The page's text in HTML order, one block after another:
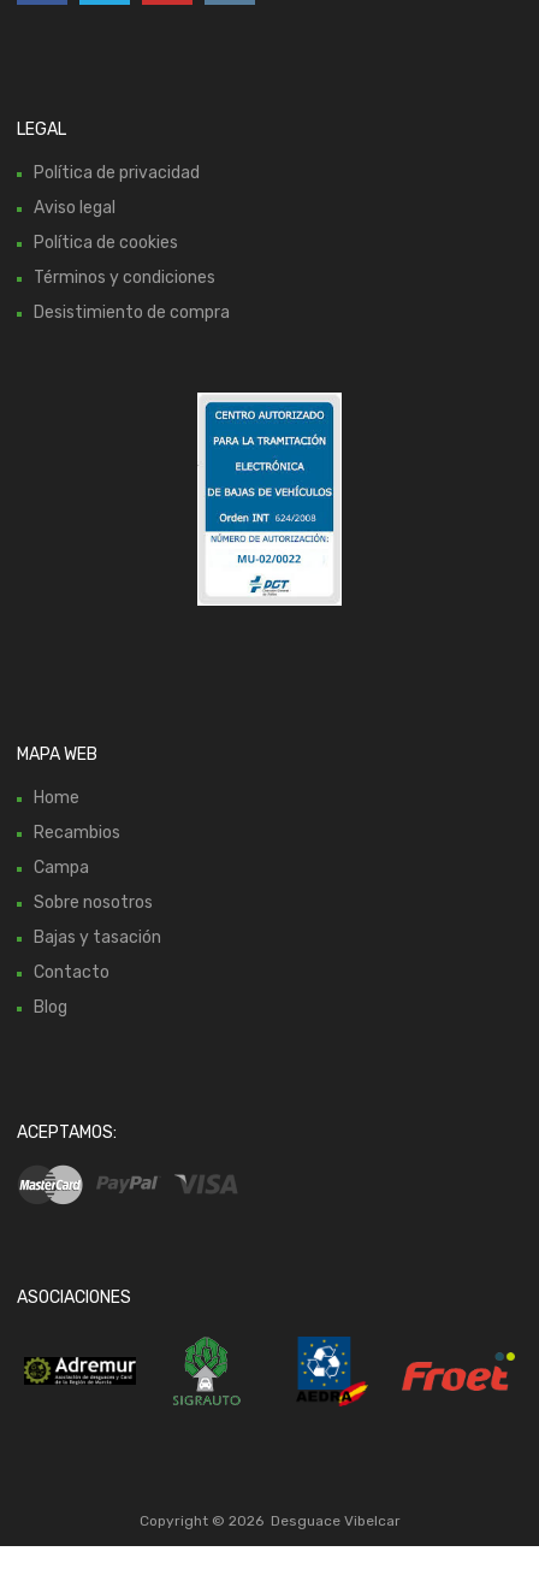
LEGAL
Política de privacidad
Aviso legal
Política de cookies
Términos y condiciones
Desistimiento de compra
MAPA WEB
Home
Recambios
Campa
Sobre nosotros
Bajas y tasación
Contacto
Blog
ACEPTAMOS:
ASOCIACIONES
Copyright © 2026 Desguace Vibelcar